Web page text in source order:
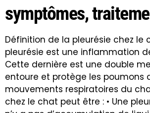
symptômes,
Définition de la pleurésie chez le
pleurésie est une inflammation
Cette dernière est une double
entoure et protège les poumons
mouvements respiratoires du
chez le chat peut être : • Une